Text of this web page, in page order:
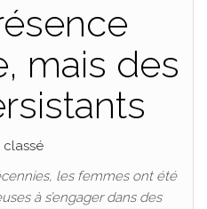
mais des
classé
les femmes ont été
à s’engager dans des